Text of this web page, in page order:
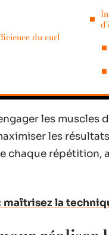
du curl
les muscles
les
chaque répétition,
maîtrisez la